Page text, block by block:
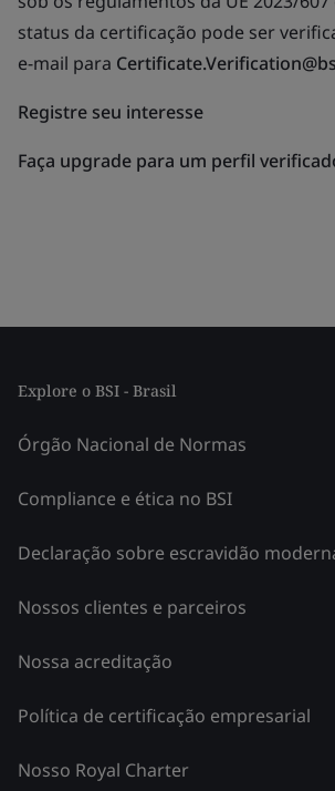
status da certificação pode ser
e-mail para
Registre seu interesse
Faça upgrade para um perfil
Explore o BSI - Brasil
Órgão Nacional de Normas
Compliance e ética no BSI
Declaração sobre escravidão
Nossos clientes e parceiros
Nossa acreditação
Política de certificação empresarial
Nosso Royal Charter